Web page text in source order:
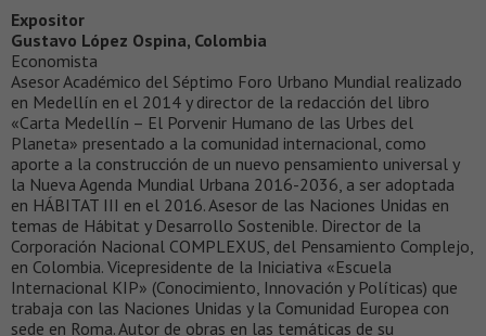
Expositor
Gustavo López Ospina, Colombia
Economista
Asesor Académico del Séptimo Foro Urbano Mundial realizado
en Medellín en el 2014 y director de la redacción del libro
«Carta Medellín – El Porvenir Humano de las Urbes del
Planeta» presentado a la comunidad internacional, como
aporte a la construcción de un nuevo pensamiento universal y
la Nueva Agenda Mundial Urbana 2016-2036, a ser adoptada
en HÁBITAT III en el 2016. Asesor de las Naciones Unidas en
temas de Hábitat y Desarrollo Sostenible. Director de la
Corporación Nacional COMPLEXUS, del Pensamiento Complejo,
en Colombia. Vicepresidente de la Iniciativa «Escuela
Internacional KIP» (Conocimiento, Innovación y Políticas) que
trabaja con las Naciones Unidas y la Comunidad Europea con
sede en Roma. Autor de obras en las temáticas de su